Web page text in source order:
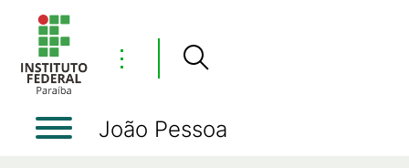
⋮
João Pessoa